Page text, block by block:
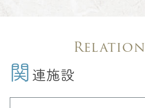
Relation
関 連施設